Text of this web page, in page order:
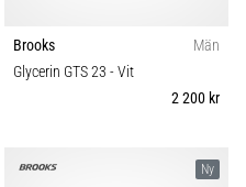
Brooks
Män
Glycerin GTS 23 - Vit
2 200 kr
Ny